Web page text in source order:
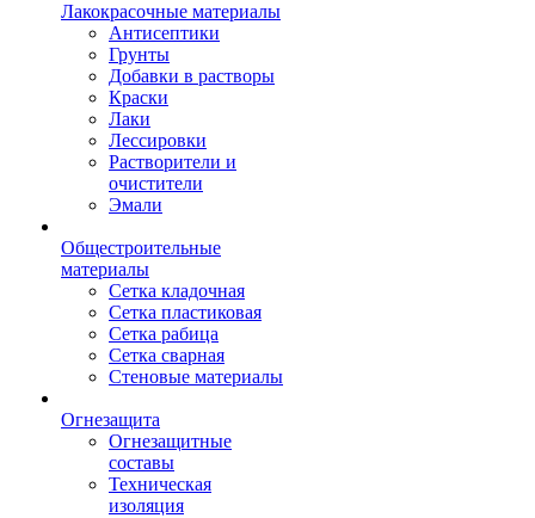
Лакокрасочные материалы
Антисептики
Грунты
Добавки в растворы
Краски
Лаки
Лессировки
Растворители и
очистители
Эмали
Общестроительные
материалы
Сетка кладочная
Сетка пластиковая
Сетка рабица
Сетка сварная
Стеновые материалы
Огнезащита
Огнезащитные
составы
Техническая
изоляция